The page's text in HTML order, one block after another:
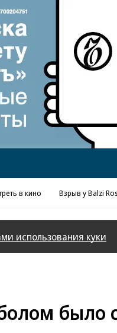
Реклама в «Ъ»
в кино Взрыв у Balzi
использования куки
было